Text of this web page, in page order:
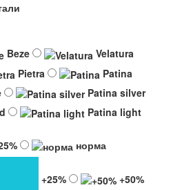
Beze
Velatura
Pietra
Patina
Patina silver
Patina light
норма
+25% +50%